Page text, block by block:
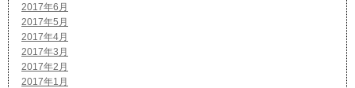
2017年6月
2017年5月
2017年4月
2017年3月
2017年2月
2017年1月